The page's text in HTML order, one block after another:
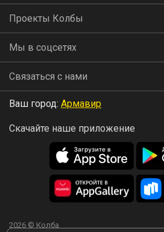
Проекты Колбы
Мы в соцсетях
Связаться с нами
Ваш город: Армавир
Скачайте наше приложение
2026 © Колба